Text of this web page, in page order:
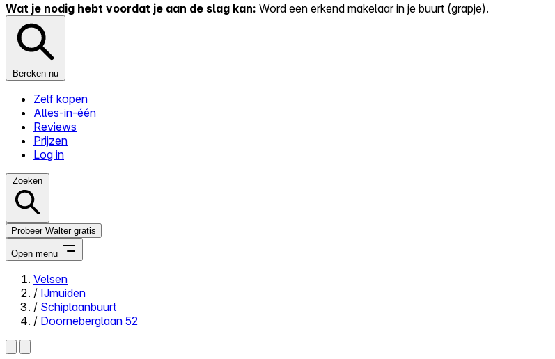
Wat je nodig hebt voordat je aan de slag kan: Word een erkend makelaar in je buurt (grapje).
Bereken nu
Zelf kopen
Alles-in-één
Reviews
Prijzen
Log in
Zoeken
Probeer Walter gratis
Open menu
Close menu
Velsen
/ IJmuiden
/ Schiplaanbuurt
/ Doorneberglaan 52